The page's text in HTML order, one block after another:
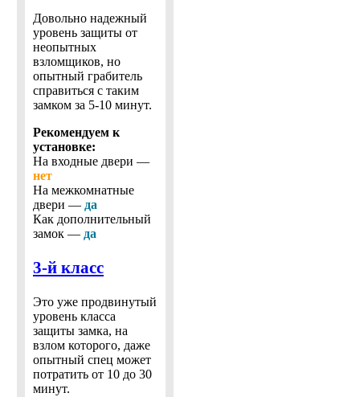
Довольно надежный
уровень защиты от
неопытных
взломщиков, но
опытный грабитель
справиться с таким
замком за 5-10 минут.
Рекомендуем к
установке:
На входные двери —
нет
На межкомнатные
двери — да
Как дополнительный
замок — да
3-й класс
Это уже продвинутый
уровень класса
защиты замка, на
взлом которого, даже
опытный спец может
потратить от 10 до 30
минут.